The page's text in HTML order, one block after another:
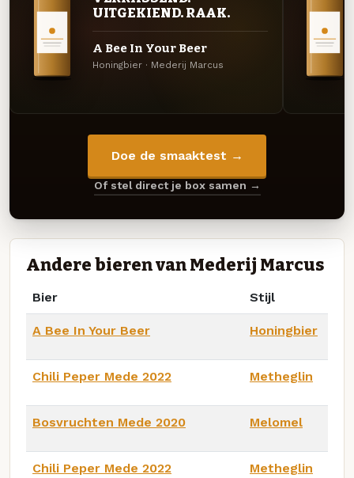
UITGEKIEND. RAAK.
A Bee In Your Beer
Honingbier · Mederij Marcus
Doe de smaaktest →
Of stel direct je box samen →
Andere bieren van Mederij Marcus
Bier Stijl
A Bee In Your Beer Honingbier
Chili Peper Mede 2022 Metheglin
Bosvruchten Mede 2020 Melomel
Chili Peper Mede 2022 Metheglin